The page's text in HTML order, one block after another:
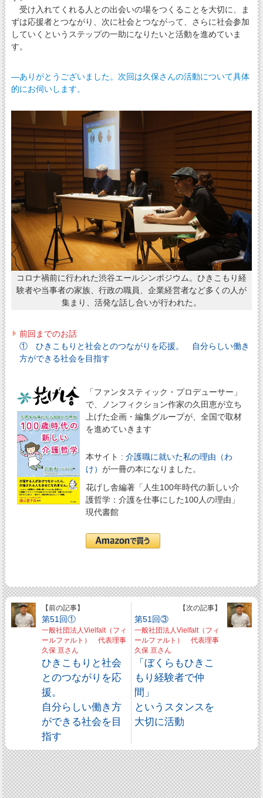
受け入れてくれる人との出会いの場をつくることを大切に、ま
ずは応援者とつながり、次に社会とつながって、さらに社会参加
していくというステップの一助になりたいと活動を進めていま
す。
―ありがとうございました。次回は久保さんの活動について具体
的にお伺いします。
コロナ禍前に行われた渋谷エールシンポジウム。ひきこもり経
験者や当事者の家族、行政の職員、企業経営者など多くの人が
集まり、活発な話し合いが行われた。
前回までのお話
① ひきこもりと社会とのつながりを応援。 自分らしい働き
方ができる社会を目指す
「ファンタスティック・プロデューサー」
で、ノンフィクション作家の久田恵が立ち
上げた企画・編集グループが、全国で取材
を進めていきます
本サイト : 介護職に就いた私の理由（わ
け） が一冊の本になりました。
花げし舎編著「人生100年時代の新しい介
護哲学：介護を仕事にした100人の理由」
現代書館
【前の記事】
第51回①
一般社団法人Vielfalt（フィ
ールファルト） 代表理事
久保 亘さん
ひきこもりと社会
とのつながりを応
援。
自分らしい働き方
ができる社会を目
指す
【次の記事】
第51回③
一般社団法人Vielfalt（フィ
ールファルト） 代表理事
久保 亘さん
「ぼくらもひきこ
もり経験者で仲
間」
というスタンスを
大切に活動